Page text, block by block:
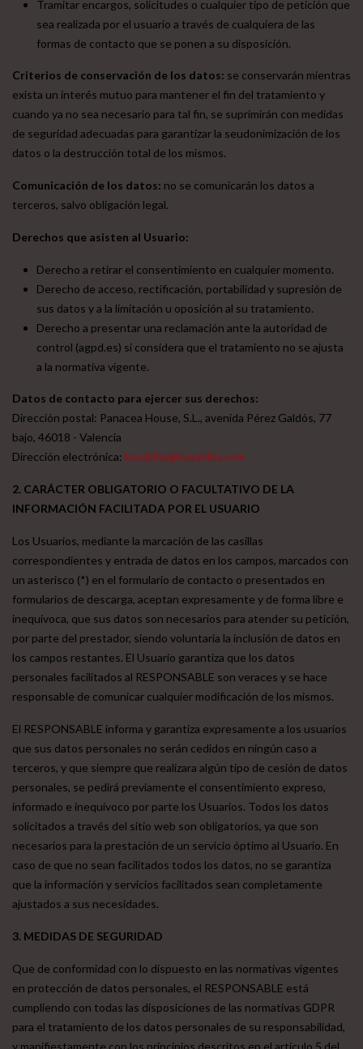
Tramitar encargos, solicitudes o cualquier tipo de petición que
sea realizada por el usuario a través de cualquiera de las
formas de contacto que se ponen a su disposición.
Criterios de conservación de los datos: se conservarán mientras
exista un interés mutuo para mantener el fin del tratamiento y
cuando ya no sea necesario para tal fin, se suprimirán con medidas
de seguridad adecuadas para garantizar la seudonimización de los
datos o la destrucción total de los mismos.
Comunicación de los datos: no se comunicarán los datos a
terceros, salvo obligación legal.
Derechos que asisten al Usuario:
Derecho a retirar el consentimiento en cualquier momento.
Derecho de acceso, rectificación, portabilidad y supresión de
sus datos y a la limitación u oposición al su tratamiento.
Derecho a presentar una reclamación ante la autoridad de
control (agpd.es) si considera que el tratamiento no se ajusta
a la normativa vigente.
Datos de contacto para ejercer sus derechos:
Dirección postal: Panacea House, S.L., avenida Pérez Galdós, 77
bajo, 46018 - Valencia
Dirección electrónica: kasabiba@kasabiba.com
2. CARÁCTER OBLIGATORIO O FACULTATIVO DE LA
INFORMACIÓN FACILITADA POR EL USUARIO
Los Usuarios, mediante la marcación de las casillas
correspondientes y entrada de datos en los campos, marcados con
un asterisco (*) en el formulario de contacto o presentados en
formularios de descarga, aceptan expresamente y de forma libre e
inequívoca, que sus datos son necesarios para atender su petición,
por parte del prestador, siendo voluntaria la inclusión de datos en
los campos restantes. El Usuario garantiza que los datos
personales facilitados al RESPONSABLE son veraces y se hace
responsable de comunicar cualquier modificación de los mismos.
El RESPONSABLE informa y garantiza expresamente a los usuarios
que sus datos personales no serán cedidos en ningún caso a
terceros, y que siempre que realizara algún tipo de cesión de datos
personales, se pedirá previamente el consentimiento expreso,
informado e inequívoco por parte los Usuarios. Todos los datos
solicitados a través del sitio web son obligatorios, ya que son
necesarios para la prestación de un servicio óptimo al Usuario. En
caso de que no sean facilitados todos los datos, no se garantiza
que la información y servicios facilitados sean completamente
ajustados a sus necesidades.
3. MEDIDAS DE SEGURIDAD
Que de conformidad con lo dispuesto en las normativas vigentes
en protección de datos personales, el RESPONSABLE está
cumpliendo con todas las disposiciones de las normativas GDPR
para el tratamiento de los datos personales de su responsabilidad,
y manifiestamente con los principios descritos en el artículo 5 del